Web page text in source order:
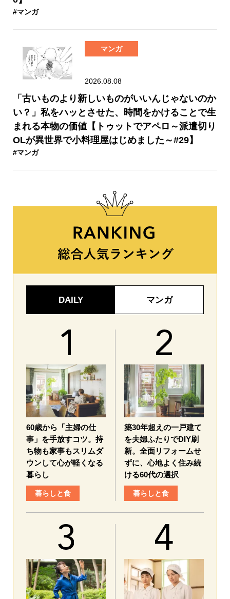
#マンガ
マンガ
2026.08.08
「古いものより新しいものがいいんじゃないのか
い？」私をハッとさせた、時間をかけることで生
まれる本物の価値【トゥットでアペロ～派遣切り
OLが異世界で小料理屋はじめました～#29】
#マンガ
DAILY マンガ
60歳から「主婦の仕
事」を手放すコツ。持
ち物も家事もスリムダ
ウンして心が軽くなる
暮らし
暮らしと食
築30年超えの一戸建て
を夫婦ふたりでDIY刷
新。全面リフォームせ
ずに、心地よく住み続
ける60代の選択
暮らしと食